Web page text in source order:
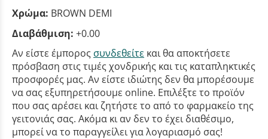
Χρώμα: BROWN DEMI
Διαβάθμιση: +0.00
Αν είστε έμπορος συνδεθείτε και θα αποκτήσετε
πρόσβαση στις τιμές χονδρικής και τις καταπληκτικές
προσφορές μας. Αν είστε ιδιώτης δεν θα μπορέσουμε
να σας εξυπηρετήσουμε online. Επιλέξτε το προϊόν
που σας αρέσει και ζητήστε το από το φαρμακείο της
γειτονιάς σας. Ακόμα κι αν δεν το έχει διαθέσιμο,
μπορεί να το παραγγείλει για λογαριασμό σας!